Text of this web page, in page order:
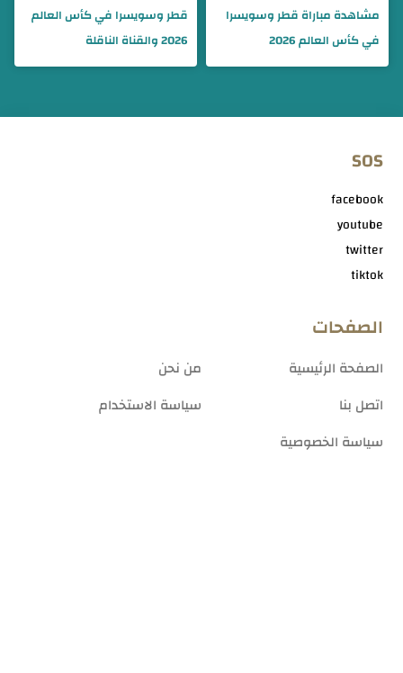
مشاهدة مباراة قطر وسويسرا
في كأس العالم 2026
قطر وسويسرا في كأس العالم
2026 والقناة الناقلة
الصفحات
الصفحة الرئيسية
من نحن
اتصل بنا
سياسة الاستخدام
سياسة الخصوصية
SOS
facebook
youtube
twitter
tiktok